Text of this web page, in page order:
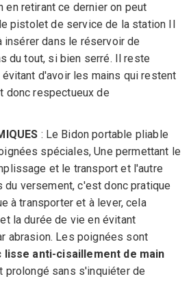
en retirant ce dernier on peut
pistolet de service de la station Il
insérer dans le réservoir de
du tout, si bien serré. Il reste
d'avoir les mains qui restent
donc respectueux de
: Le Bidon portable pliable
spéciales, Une permettant le
et le transport et l'autre
versement, c'est donc pratique
à transporter et à lever, cela
la durée de vie en évitant
abrasion. Les poignées sont
lisse anti-cisaillement de main
prolongé sans s'inquiéter de